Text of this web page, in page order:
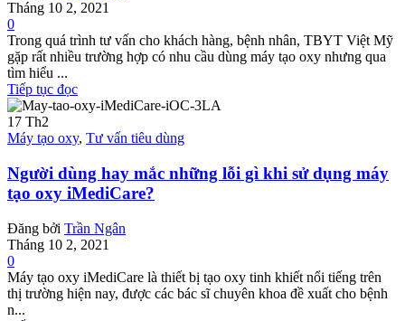
Tháng 10 2, 2021
0
Trong quá trình tư vấn cho khách hàng, bệnh nhân, TBYT Việt Mỹ
gặp rất nhiều trường hợp có nhu cầu dùng máy tạo oxy nhưng qua
tìm hiểu ...
Tiếp tục đọc
17 Th2
Máy tạo oxy, Tư vấn tiêu dùng
Người dùng hay mắc những lỗi gì khi sử dụng máy
tạo oxy iMediCare?
Đăng bởi Trần Ngân
Tháng 10 2, 2021
0
Máy tạo oxy iMediCare là thiết bị tạo oxy tinh khiết nổi tiếng trên
thị trường hiện nay, được các bác sĩ chuyên khoa đề xuất cho bệnh
n...